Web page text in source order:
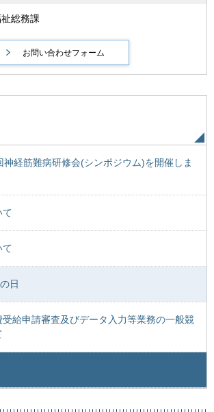
総務課
神経筋難病研修会(シンポジウム)を開催しま
て
て
日
給申請審査及びデータ入力等業務の一般競